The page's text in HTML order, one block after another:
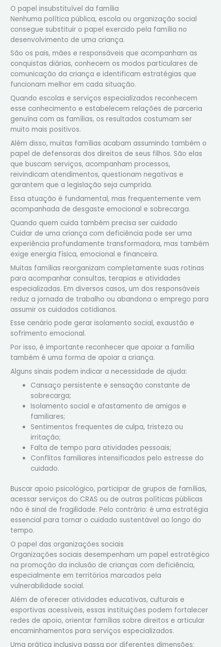
O papel insubstituível da família
Nenhuma política pública, escola ou organização social
consegue substituir o papel exercido pela família no
desenvolvimento de uma criança.
São os pais, mães e responsáveis que acompanham as
conquistas diárias, conhecem os modos particulares de
comunicação da criança e identificam estratégias que
funcionam melhor em cada situação.
Quando escolas e serviços especializados reconhecem
esse conhecimento e estabelecem relações de parceria
genuína com as famílias, os resultados costumam ser
muito mais positivos.
Além disso, muitas famílias acabam assumindo também o
papel de defensoras dos direitos de seus filhos. São elas
que buscam serviços, acompanham processos,
reivindicam atendimentos, questionam negativas e
garantem que a legislação seja cumprida.
Essa atuação é fundamental, mas frequentemente vem
acompanhada de desgaste emocional e sobrecarga.
Quando quem cuida também precisa ser cuidado
Cuidar de uma criança com deficiência pode ser uma
experiência profundamente transformadora, mas também
exige energia física, emocional e financeira.
Muitas famílias reorganizam completamente suas rotinas
para acompanhar consultas, terapias e atividades
especializadas. Em diversos casos, um dos responsáveis
reduz a jornada de trabalho ou abandona o emprego para
assumir os cuidados cotidianos.
Esse cenário pode gerar isolamento social, exaustão e
sofrimento emocional.
Por isso, é importante reconhecer que apoiar a família
também é uma forma de apoiar a criança.
Alguns sinais podem indicar a necessidade de ajuda:
Cansaço persistente e sensação constante de
sobrecarga;
Isolamento social e afastamento de amigos e
familiares;
Sentimentos frequentes de culpa, tristeza ou
irritação;
Falta de tempo para atividades pessoais;
Conflitos familiares intensificados pelo estresse do
cuidado.
Buscar apoio psicológico, participar de grupos de famílias,
acessar serviços do CRAS ou de outras políticas públicas
não é sinal de fragilidade. Pelo contrário: é uma estratégia
essencial para tornar o cuidado sustentável ao longo do
tempo.
O papel das organizações sociais
Organizações sociais desempenham um papel estratégico
na promoção da inclusão de crianças com deficiência,
especialmente em territórios marcados pela
vulnerabilidade social.
Além de oferecer atividades educativas, culturais e
esportivas acessíveis, essas instituições podem fortalecer
redes de apoio, orientar famílias sobre direitos e articular
encaminhamentos para serviços especializados.
Uma prática inclusiva passa por diferentes dimensões: